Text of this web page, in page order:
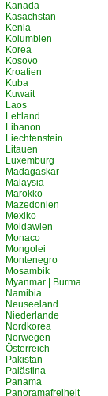
Kanada
Kasachstan
Kenia
Kolumbien
Korea
Kosovo
Kroatien
Kuba
Kuwait
Laos
Lettland
Libanon
Liechtenstein
Litauen
Luxemburg
Madagaskar
Malaysia
Marokko
Mazedonien
Mexiko
Moldawien
Monaco
Mongolei
Montenegro
Mosambik
Myanmar | Burma
Namibia
Neuseeland
Niederlande
Nordkorea
Norwegen
Österreich
Pakistan
Palästina
Panama
Panoramafreiheit